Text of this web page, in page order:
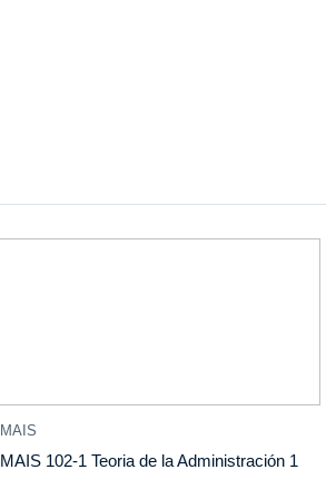
MAIS
MAIS 102-1 Teoria de la Administración 1